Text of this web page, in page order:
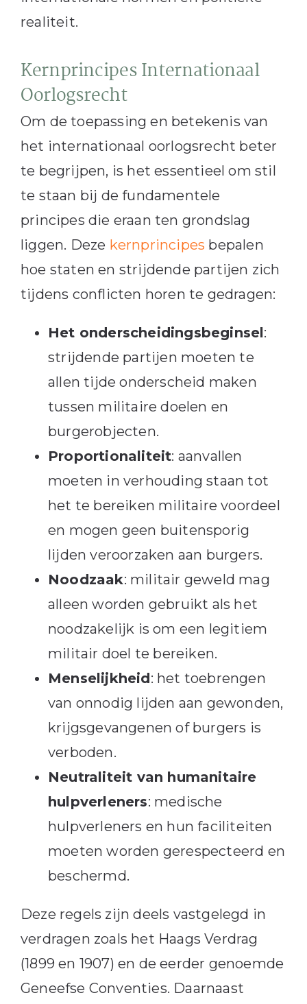
realiteit.
Kernprincipes Internationaal
Oorlogsrecht
Om de toepassing en betekenis van
het internationaal oorlogsrecht beter
te begrijpen, is het essentieel om stil
te staan bij de fundamentele
principes die eraan ten grondslag
liggen. Deze kernprincipes bepalen
hoe staten en strijdende partijen zich
tijdens conflicten horen te gedragen:
Het onderscheidingsbeginsel:
strijdende partijen moeten te
allen tijde onderscheid maken
tussen militaire doelen en
burgerobjecten.
Proportionaliteit: aanvallen
moeten in verhouding staan tot
het te bereiken militaire voordeel
en mogen geen buitensporig
lijden veroorzaken aan burgers.
Noodzaak: militair geweld mag
alleen worden gebruikt als het
noodzakelijk is om een legitiem
militair doel te bereiken.
Menselijkheid: het toebrengen
van onnodig lijden aan gewonden,
krijgsgevangenen of burgers is
verboden.
Neutraliteit van humanitaire
hulpverleners: medische
hulpverleners en hun faciliteiten
moeten worden gerespecteerd en
beschermd.
Deze regels zijn deels vastgelegd in
verdragen zoals het Haags Verdrag
(1899 en 1907) en de eerder genoemde
Geneefse Conventies. Daarnaast